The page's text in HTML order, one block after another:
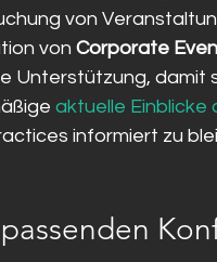
von
von Corporate
Unterstützung, damit
aktuelle Einblicke
informiert zu